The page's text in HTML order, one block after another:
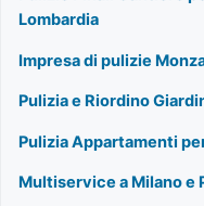
Lombardia
Impresa di pulizie
Pulizia e Riordino
Pulizia Appartamenti
Multiservice a Milano e